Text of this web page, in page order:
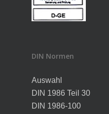
DIN Normen
Auswahl
DIN 1986 Teil 30
DIN 1986-100